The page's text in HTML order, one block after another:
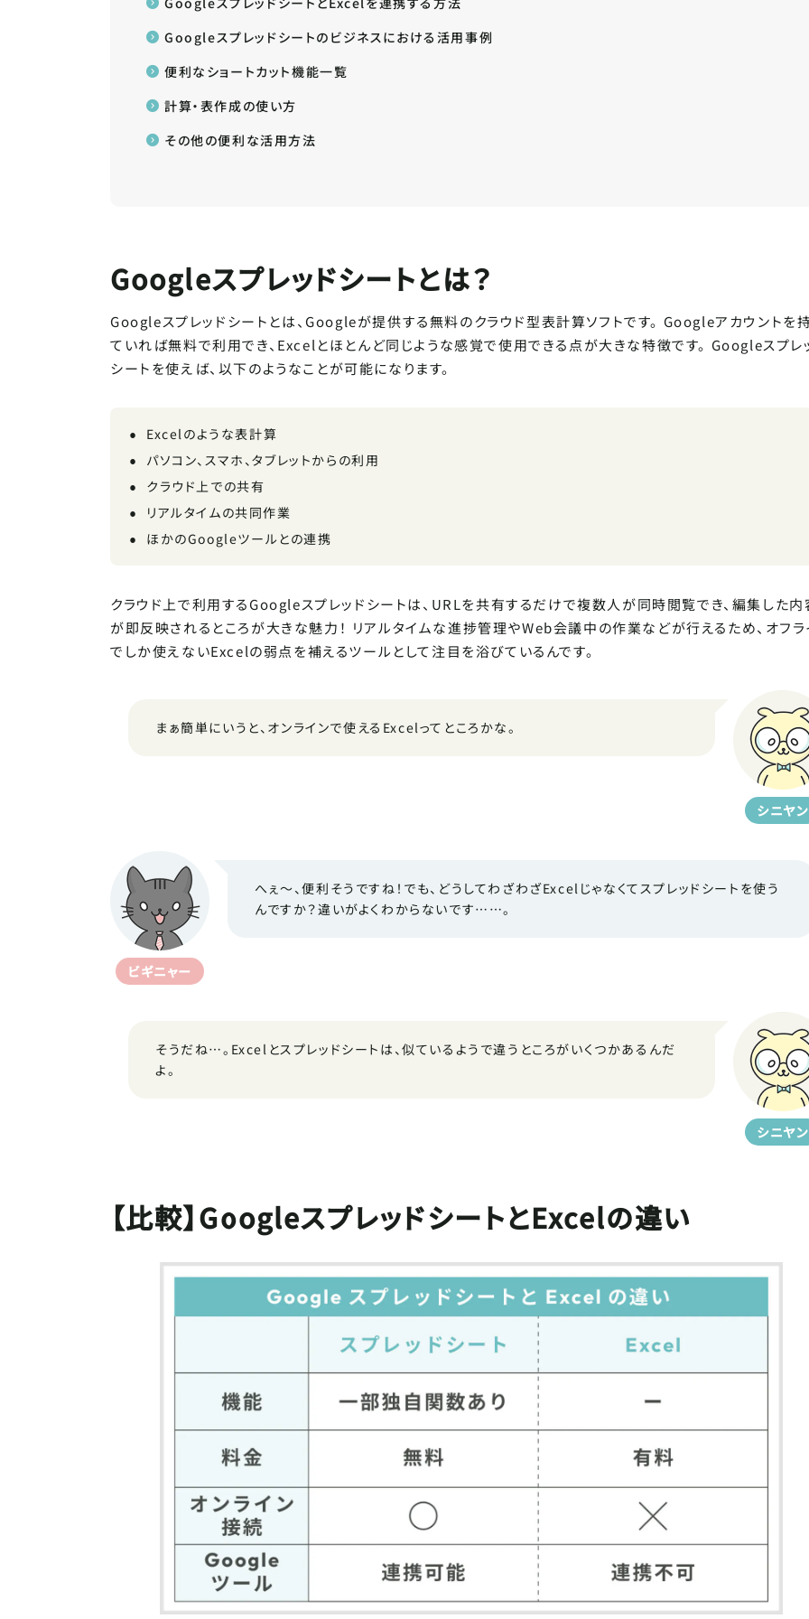
Googleスプレッドシートのビジネスにおける活用事例
便利なショートカット機能一覧
計算・表作成の使い方
その他の便利な活用方法
Googleスプレッドシートとは？
Googleスプレッドシートとは、Googleが提供する無料のクラウド型表計算ソフトです。 Googleアカウントを
ていれば無料で利用でき、Excelとほとんど同じような感覚で使用できる点が大きな特徴です。 Googleスプレ
シートを使えば、以下のようなことが可能になります。
Excelのような表計算
パソコン、スマホ、タブレットからの利用
クラウド上での共有
リアルタイムの共同作業
ほかのGoogleツールとの連携
クラウド上で利用するGoogleスプレッドシートは、URLを共有するだけで複数人が同時閲覧でき、編集した内
が即反映されるところが大きな魅力！ リアルタイムな進捗管理やWeb会議中の作業などが行えるため、オフラ
でしか使えないExcelの弱点を補えるツールとして注目を浴びているんです。
シニヤン
まぁ簡単にいうと、オンラインで使えるExcelってところかな。
ビギニャー
へぇ～、便利そうですね！でも、どうしてわざわざExcelじゃなくてスプレッドシートを使う
んですか？違いがよくわからないです……。
シニヤン
そうだね…。Excelとスプレッドシートは、似ているようで違うところがいくつかあるんだ
よ。
【比較】GoogleスプレッドシートとExcelの違い
記事内では選択したテキストやクリックした画像を簡単にシェアできて便
ってきたにゃ〜〜